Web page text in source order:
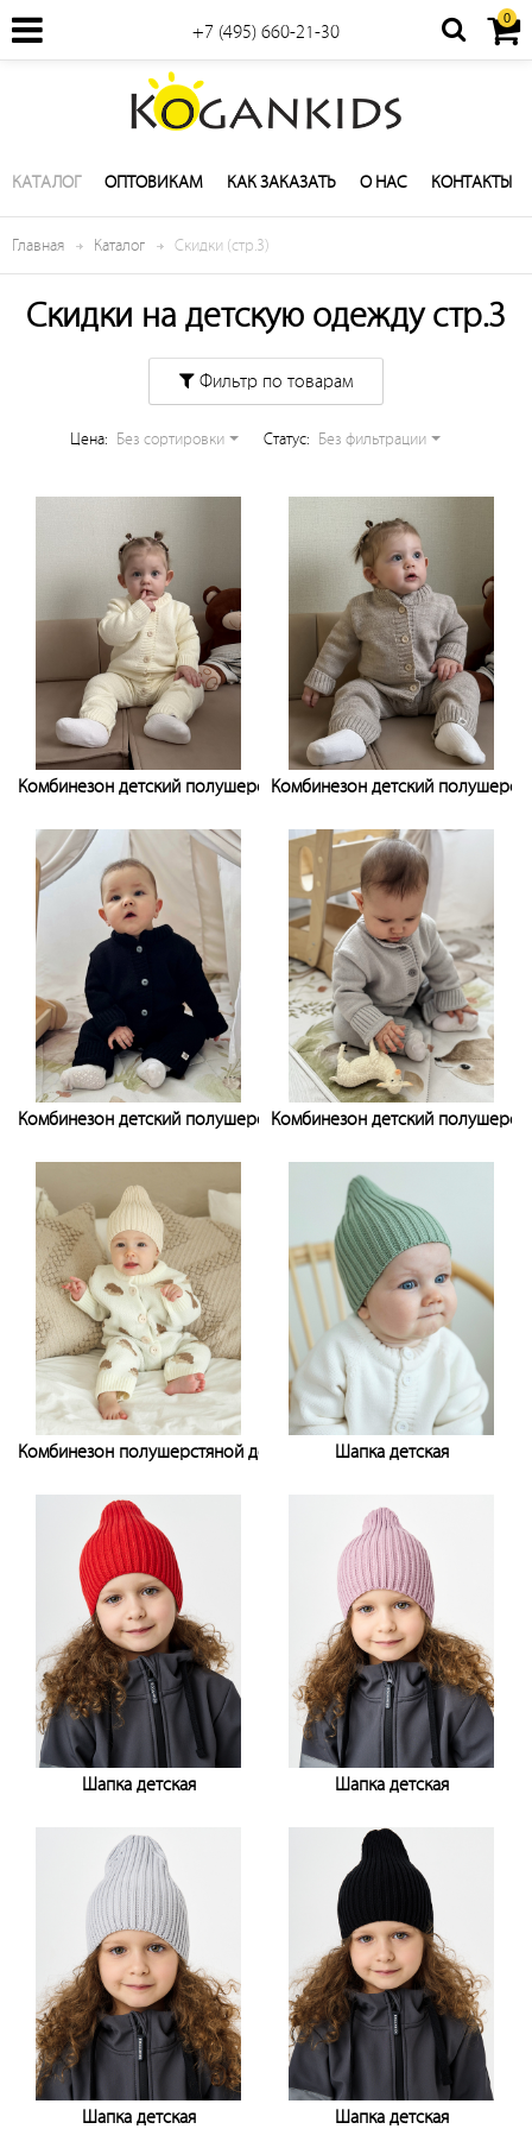
+7 (495) 660-21-30
0
КАТАЛОГ ОПТОВИКАМ КАК ЗАКАЗАТЬ О НАС КОНТАКТЫ
Главная Каталог Скидки (стр.3)
Скидки на детскую одежду стр.3
Фильтр по товарам
Цена: Без сортировки Cтатус: Без фильтрации
Комбинезон детский полушерстянойКомбинезон детский
Комбинезон детский полушерстянойКомбинезон детский
Комбинезон полушерстяной детский
Шапка детская
Шапка детская
Шапка детская
Шапка детская Шапка детская